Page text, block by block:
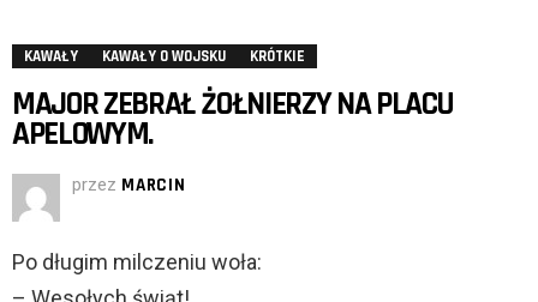
KAWAŁY KAWAŁY O WOJSKU KRÓTKIE
MAJOR ZEBRAŁ ŻOŁNIERZY NA PLACU
APELOWYM.
przez MARCIN
Po długim milczeniu woła: